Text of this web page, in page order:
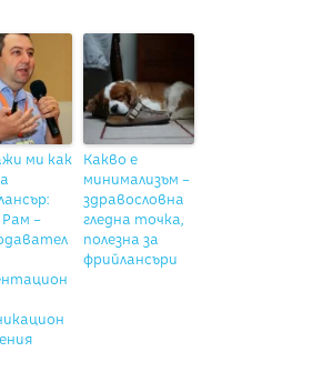
ми как
–
Какво е
минимализъм –
здравословна
гледна точка,
полезна за
фрийлансъри